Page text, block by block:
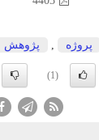
پروژه , پژوهش
(1)